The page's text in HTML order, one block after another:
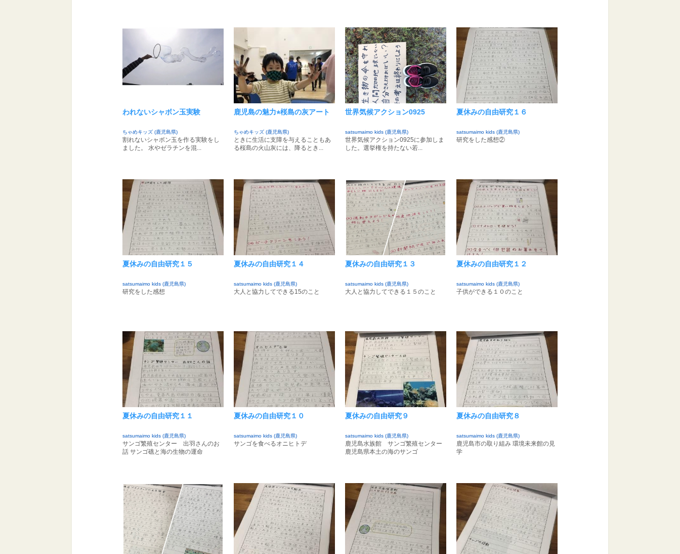
われないシャボン玉実験
ちゃめキッズ (鹿児島県)
割れないシャボン玉を作る実験をし
ました。 水やゼラチンを混...
鹿児島の魅力⭐︎桜島の灰アート
ちゃめキッズ (鹿児島県)
ときに生活に支障を与えることもあ
る桜島の火山灰には、降るとき...
世界気候アクション0925
satsumaimo kids (鹿児島県)
世界気候アクション0925に参加しま
した。選挙権を持たない若...
夏休みの自由研究１６
satsumaimo kids (鹿児島県)
研究をした感想②
夏休みの自由研究１５
satsumaimo kids (鹿児島県)
研究をした感想
夏休みの自由研究１４
satsumaimo kids (鹿児島県)
大人と協力してできる15のこと
夏休みの自由研究１３
satsumaimo kids (鹿児島県)
大人と協力してできる１５のこと
夏休みの自由研究１２
satsumaimo kids (鹿児島県)
子供ができる１０のこと
夏休みの自由研究１１
satsumaimo kids (鹿児島県)
サンゴ繁殖センター 出羽さんのお
話 サンゴ礁と海の生物の運命
夏休みの自由研究１０
satsumaimo kids (鹿児島県)
サンゴを食べるオニヒトデ
夏休みの自由研究９
satsumaimo kids (鹿児島県)
鹿児島水族館 サンゴ繁殖センター
鹿児島県本土の海のサンゴ
夏休みの自由研究８
satsumaimo kids (鹿児島県)
鹿児島市の取り組み 環境未来館の見
学